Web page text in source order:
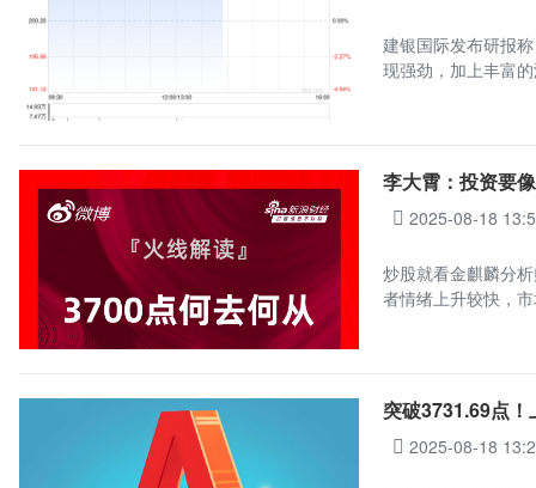
建银国际发布研报
现强劲，加上丰富
李大霄：投资要
2025-08-18
炒股就看金麒麟分
者情绪上升较快，
突破3731.69点
2025-08-18